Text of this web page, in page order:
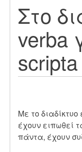
Στο
verba
scripta
Με το
έχουν ειπωθεί
πάντα, έχουν